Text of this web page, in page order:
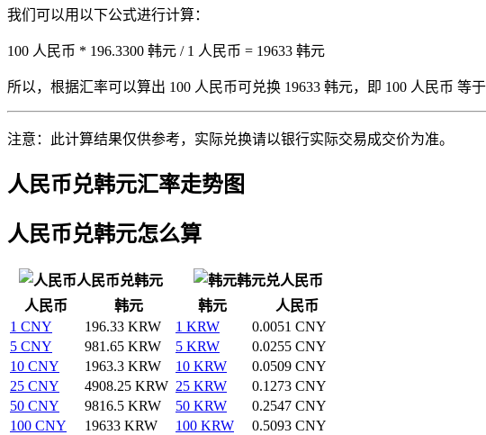
我们可以用以下公式进行计算：
100 人民币 * 196.3300 韩元 / 1 人民币 = 19633 韩元
所以，根据汇率可以算出 100 人民币可兑换 19633 韩元，即 100 人民币 等于
注意：此计算结果仅供参考，实际兑换请以银行实际交易成交价为准。
人民币兑韩元汇率走势图
人民币兑韩元怎么算
人民币兑韩元
韩元兑人民币
人民币
韩元 韩元
人民币
1 CNY
196.33 KRW 1 KRW
0.0051 CNY
5 CNY
981.65 KRW 5 KRW
0.0255 CNY
10 CNY
1963.3 KRW 10 KRW
0.0509 CNY
25 CNY
4908.25 KRW 25 KRW
0.1273 CNY
50 CNY
9816.5 KRW 50 KRW
0.2547 CNY
100 CNY
19633 KRW 100 KRW
0.5093 CNY